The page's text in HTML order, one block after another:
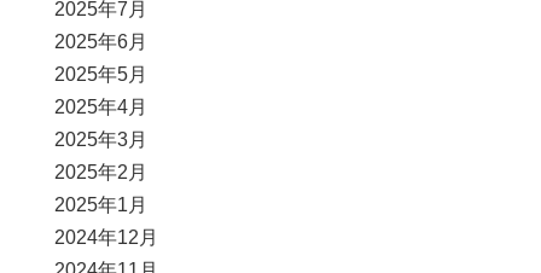
2025年7月
2025年6月
2025年5月
2025年4月
2025年3月
2025年2月
2025年1月
2024年12月